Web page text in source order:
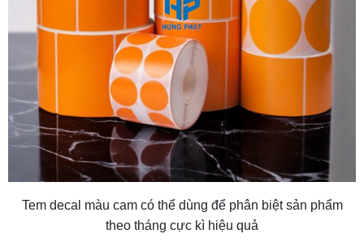
Tem decal màu cam có thể dùng để phân biệt sản phẩm
theo tháng cực kì hiệu quả